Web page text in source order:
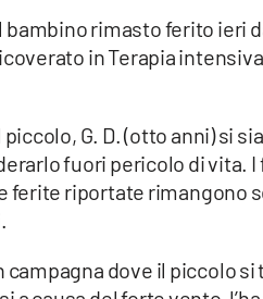
rimasto ferito ieri
in Terapia
G. D. (otto anni) si
fuori pericolo di vita.
ferite riportate rimangono
campagna dove il piccolo